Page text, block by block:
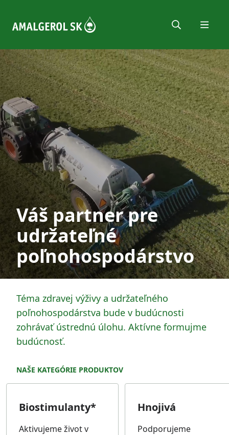
Menu
Váš partner pre
udržateľné
poľnohospodárstvo
Téma zdravej výživy a udržateľného
poľnohospodárstva bude v budúcnosti
zohrávať ústrednú úlohu. Aktívne formujme
budúcnosť.
NAŠE KATEGÓRIE PRODUKTOV
Biostimulanty*
Aktivujeme život v
Hnojivá
Podporujeme